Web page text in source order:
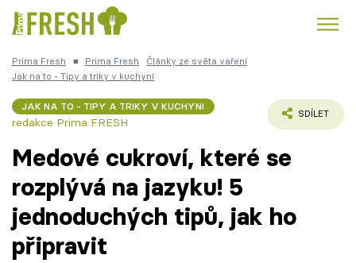
Trendy: Kuře Polévky k večeři
Česká kuchyně Čokoláda
Témata
Recepty
Prima Fresh ■ Prima Fresh
Články ze světa vaření
Jak na to - Tipy a triky v kuchyni
JAK NA TO - TIPY A TRIKY V KUCHYNI
redakce Prima FRESH
SDÍLET
Medové cukroví, které se
rozplývá na jazyku! 5
jednoduchých tipů, jak ho
připravit